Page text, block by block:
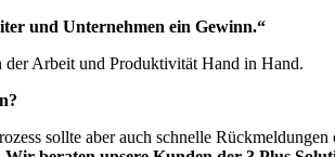
und Unternehmen ein Gewinn.“
der Arbeit und Produktivität Hand in Hand.
sollte aber auch schnelle